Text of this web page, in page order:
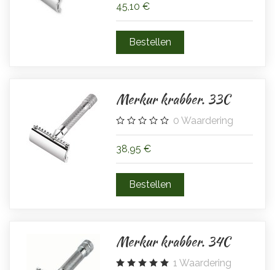
45,10 €
Merkur krabber. 33C
0 Waardering
38,95 €
Merkur krabber. 34C
1 Waardering